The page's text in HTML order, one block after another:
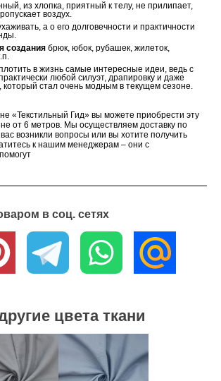
из хлопка, приятный к телу, не прилипает,
воздух.
а о его долговечности и практичности
создания брюк, юбок, рубашек, жилеток,
в жизнь самые интересные идеи, ведь с
любой силуэт, драпировку и даже
который стал очень модным в текущем сезоне.
«Текстильный Гид» вы можете приобрести эту
от 6 метров. Мы осуществляем доставку по
возникли вопросы или вы хотите получить
к нашим менеджерам – они с
в соц. сетях
цвета ткани